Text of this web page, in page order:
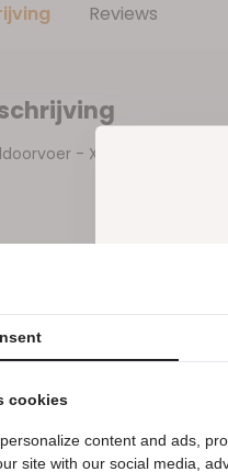
Reviews
- XL304ZWART
geschreven over dit
cookies
content and ads,
site with our social media,